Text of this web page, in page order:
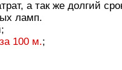
а так же долгий
ламп.
100 м.;